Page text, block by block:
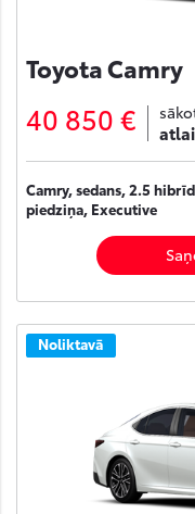
Toyota Camry
40 850 €
Camry, sedans, 2.5
piedziņa, Executive
Noliktavā